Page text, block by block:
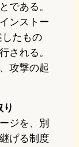
である。
ンストー
たもの
される。
攻撃の起
ジを、別
げる制度